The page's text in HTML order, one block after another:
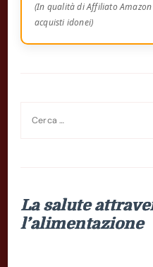
(In qualità di Affiliato
acquisti idonei)
La salute
l’alimentazione